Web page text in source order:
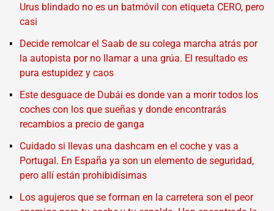
Urus blindado no es un batmóvil con etiqueta CERO, pero
casi
Decide remolcar el Saab de su colega marcha atrás por
la autopista por no llamar a una grúa. El resultado es
pura estupidez y caos
Este desguace de Dubái es donde van a morir todos los
coches con los que sueñas y donde encontrarás
recambios a precio de ganga
Cuidado si llevas una dashcam en el coche y vas a
Portugal. En España ya son un elemento de seguridad,
pero allí están prohibidísimas
Los agujeros que se forman en la carretera son el peor